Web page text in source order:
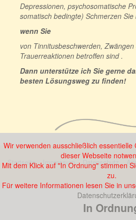
Depressionen, psychosomatische
somatisch bedingte) Schmerzen
wenn Sie
von Tinnitusbeschwerden,
Trauerreaktionen betroffen sind .
Dann unterstütze ich Sie gerne
besten Lösungsweg zu finden!
Startseite Impressum Datenschutz
Wir verwenden ausschließlich
dieser Webseite
Mit dem Klick auf "In Ordnung" stimmen
zu.
Für weitere Informationen lesen Sie in
In